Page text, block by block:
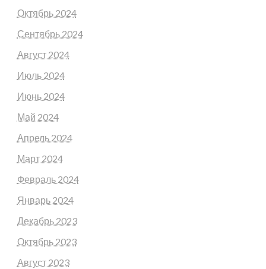
Октябрь 2024
Сентябрь 2024
Август 2024
Июль 2024
Июнь 2024
Май 2024
Апрель 2024
Март 2024
Февраль 2024
Январь 2024
Декабрь 2023
Октябрь 2023
Август 2023